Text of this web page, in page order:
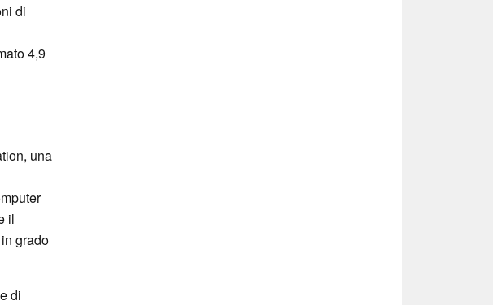
di
4,9
una
il
grado
di